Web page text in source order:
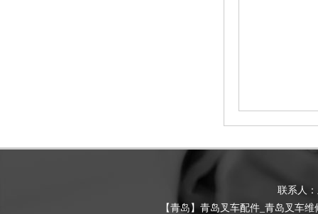
联系人
【青岛】青岛叉车配件_青岛叉车